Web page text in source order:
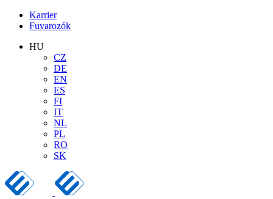
Karrier
Fuvarozók
HU
CZ
DE
EN
ES
FI
IT
NL
PL
RO
SK